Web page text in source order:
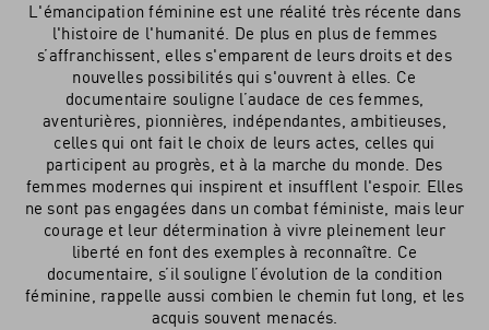
L'émancipation féminine est une réalité très récente dans
l'histoire de l'humanité. De plus en plus de femmes
s’affranchissent, elles s'emparent de leurs droits et des
nouvelles possibilités qui s'ouvrent à elles. Ce
documentaire souligne l’audace de ces femmes,
aventurières, pionnières, indépendantes, ambitieuses,
celles qui ont fait le choix de leurs actes, celles qui
participent au progrès, et à la marche du monde. Des
femmes modernes qui inspirent et insufflent l'espoir. Elles
ne sont pas engagées dans un combat féministe, mais leur
courage et leur détermination à vivre pleinement leur
liberté en font des exemples à reconnaître. Ce
documentaire, s’il souligne l’évolution de la condition
féminine, rappelle aussi combien le chemin fut long, et les
acquis souvent menacés.